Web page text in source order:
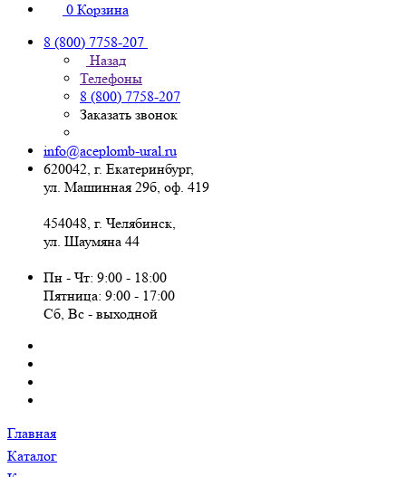
0 Корзина
8 (800) 7758-207
Назад
Телефоны
8 (800) 7758-207
Заказать звонок
info@aceplomb-ural.ru
620042, г. Екатеринбург,
ул. Машинная 29б, оф. 419
454048, г. Челябинск,
ул. Шаумяна 44
Пн - Чт: 9:00 - 18:00
Пятница: 9:00 - 17:00
Сб, Вc - выходной
Главная
Каталог